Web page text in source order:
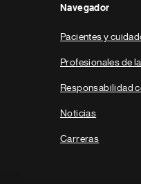
Navegador
Pacientes y
Profesionales de
Responsabilidad
Noticias
Carreras